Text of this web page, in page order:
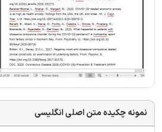
نمونه چکیده متن اصلی انگلیسی